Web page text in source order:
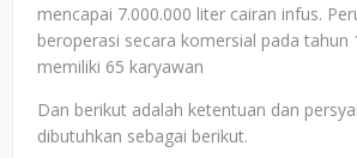
mencapai 7.000.000 liter cairan infus.
beroperasi secara komersial pada tahun
memiliki 65 karyawan
Dan berikut adalah ketentuan dan
dibutuhkan sebagai berikut.